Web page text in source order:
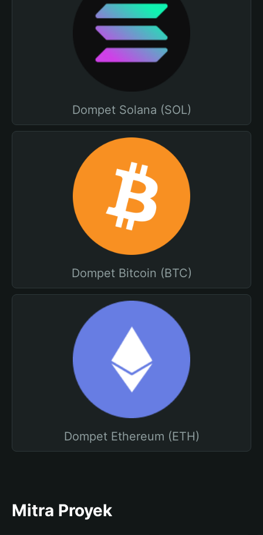
Dompet Solana (SOL)
Dompet Bitcoin (BTC)
Dompet Ethereum (ETH)
Mitra Proyek